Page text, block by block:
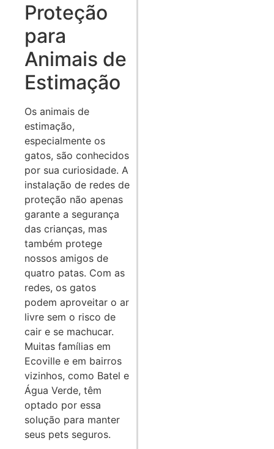
Proteção
para
Animais de
Estimação
Os animais de
estimação,
especialmente os
gatos, são conhecidos
por sua curiosidade. A
instalação de redes de
proteção não apenas
garante a segurança
das crianças, mas
também protege
nossos amigos de
quatro patas. Com as
redes, os gatos
podem aproveitar o ar
livre sem o risco de
cair e se machucar.
Muitas famílias em
Ecoville e em bairros
vizinhos, como Batel e
Água Verde, têm
optado por essa
solução para manter
seus pets seguros.